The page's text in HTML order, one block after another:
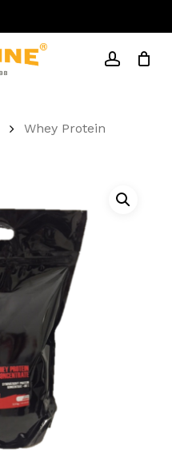
account
Close
Whey Protein